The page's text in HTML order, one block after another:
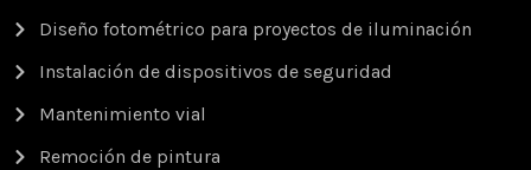
Diseño fotométrico para proyectos de iluminación
Instalación de dispositivos de seguridad
Mantenimiento vial
Remoción de pintura